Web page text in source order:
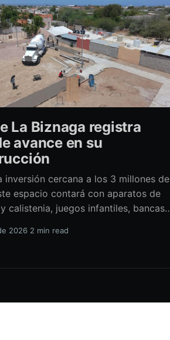
La Biznaga registra
avance en su
inversión cercana a los 3 millones de
espacio contará con aparatos de
calistenia, juegos infantiles, bancas,
de La Paz en funciones, Amor Fenech
del parque La Biznaga ubicado
2026 2 min read